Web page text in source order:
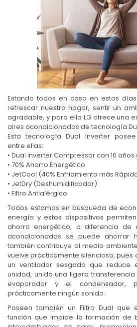
Estando todos en casa en estos
refrescar nuestro hogar, sentir un
agradable, y para ello LG ofrece una
aires acondicionados de tecnología
Esta tecnología Dual Inverter
entre ellas:
• Dual Inverter Compressor con 10
• 70% Ahorro Energético
• JetCool (40% Enfriamiento más
• JetDry (Deshumidificador)
• Filtro Antialérgico
Todos estamos en búsqueda de
energía y estos dispositivos
ahorro energético, a diferencia de
acondicionados se puede ahorrar
también contribuye al medio
vuelve prácticamente silencioso, pues
un ventilador sesgado que
unidad, unido una ligera
evaporador y el condensador,
prácticamente ningún sonido.
Poseen también un Filtro Dual que
función que impide la formación de